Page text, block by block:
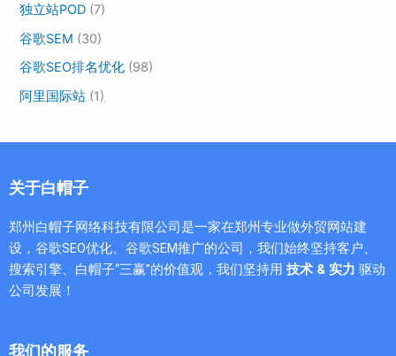
独立站POD (7)
谷歌SEM (30)
谷歌SEO排名优化 (98)
阿里国际站 (1)
关于白帽子
郑州白帽子网络科技有限公司是一家在郑州专业做外贸网站建
设，谷歌SEO优化、谷歌SEM推广的公司，我们始终坚持客户、
搜索引擎、白帽子“三赢”的价值观，我们坚持用 技术 & 实力 驱动
公司发展！
我们的服务